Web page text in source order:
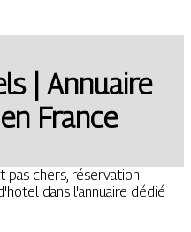
| Annuaire
France
pas chers, réservation
dans l'annuaire dédié